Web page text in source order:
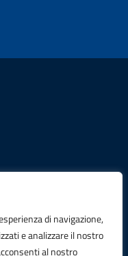
di navigazione,
e analizzare il nostro
al nostro